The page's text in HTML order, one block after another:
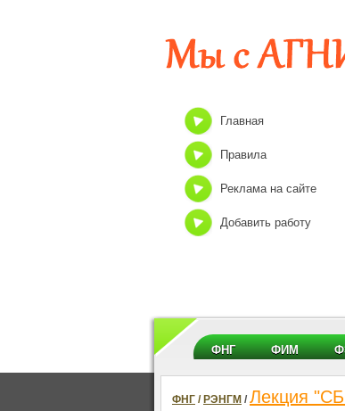
Главная
Правила
Реклама на сайте
Добавить работу
ФНГ ФИМ
ФНГ / РЭНГМ / Лекция